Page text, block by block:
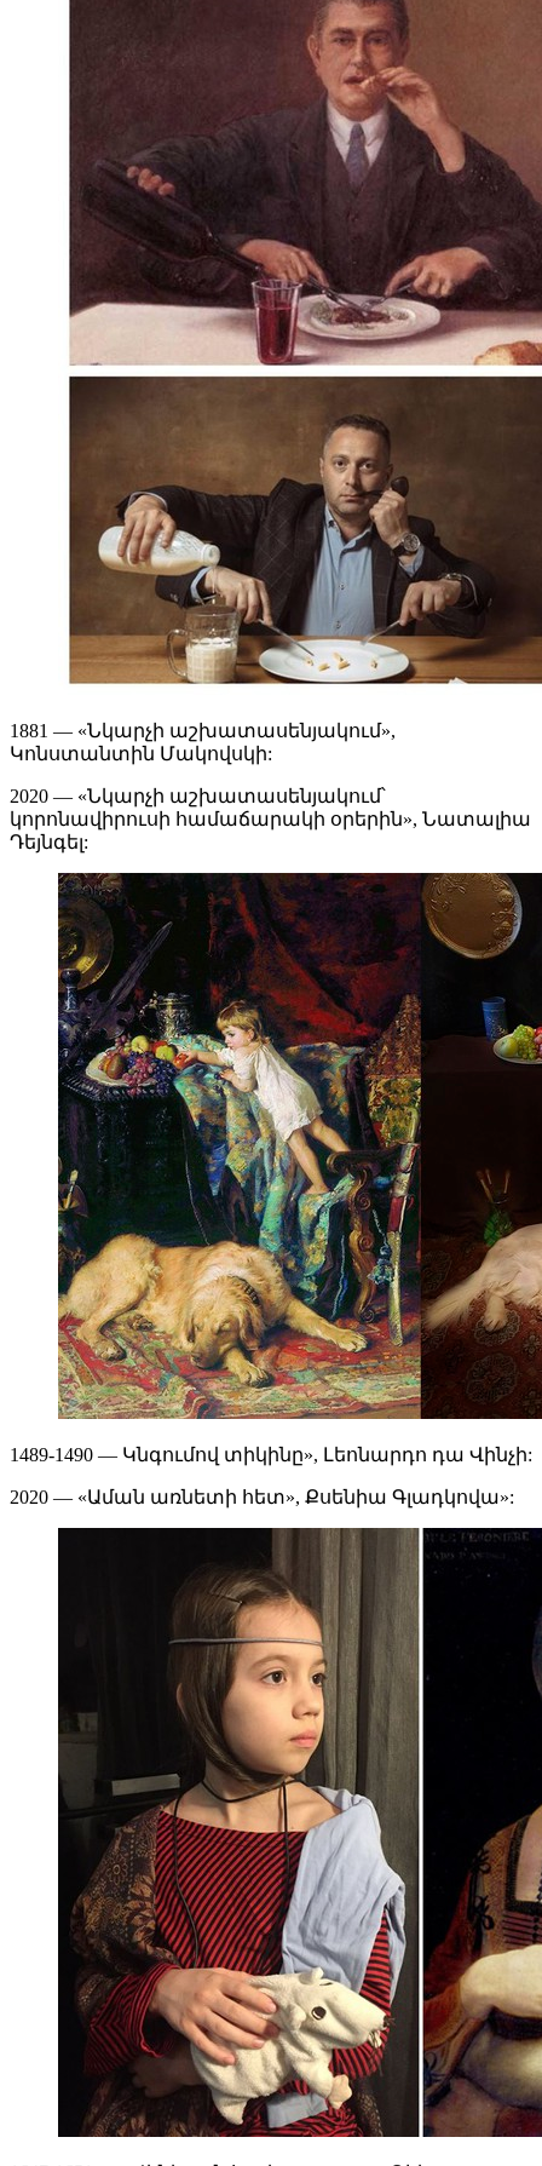
1881 — «Նկարչի աշխատասենյակում»,
Կոնստանտին Մակովսկի:
2020 — «Նկարչի աշխատասենյակում՝
կորոնավիրուսի համաճարակի օրերին», Նատալիա
Դեյնգել:
1489-1490 — Կնգումով տիկինը», Լեոնարդո դա Վինչի:
2020 — «Աման առնետի հետ», Քսենիա Գլադկովա»: